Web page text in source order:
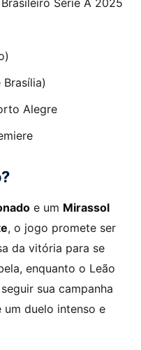
Alegre
e um Mirassol
, o jogo promete ser
da vitória para se
enquanto o Leão
sua campanha
um duelo intenso e